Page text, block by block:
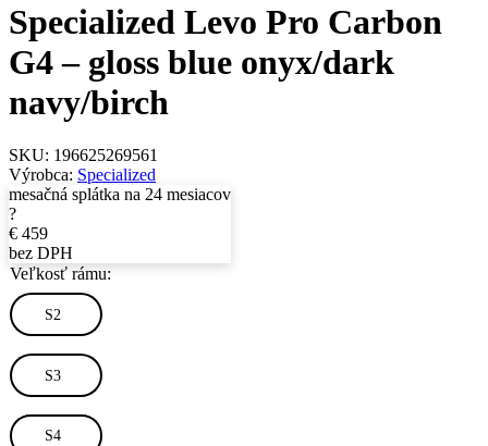
Specialized Levo Pro Carbon
G4 – gloss blue onyx/dark
navy/birch
SKU: 196625269561
Výrobca: Specialized
mesačná splátka na 24 mesiacov
?
€ 459
bez DPH
Veľkosť rámu:
S2
S3
S4